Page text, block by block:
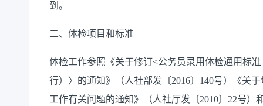
到。
二、体检项目和标准
体检工作参照《关于修订<公务员录用体检通用标
行）〉的通知》（人社部发〔2016〕140号）《关
工作有关问题的通知》（人社厅发〔2010〕22号